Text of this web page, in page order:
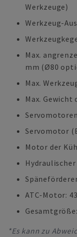
Werkzeuge)
Werkzeug-
Max.
mm (Ø80
Max.
Max. Gewicht
Servomotor
Motor der
ATC-Motor:
*Es kann zu